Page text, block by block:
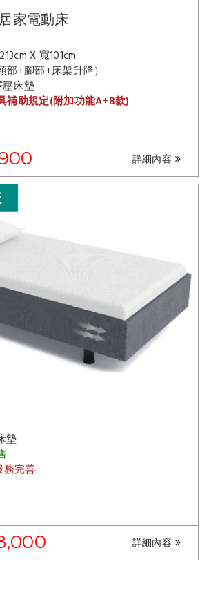
家電動床
X 寬101cm
+腳部+床架升降）
床墊
補助規定(附加功能A+B款)
詳細內容
墊
務完善
詳細內容